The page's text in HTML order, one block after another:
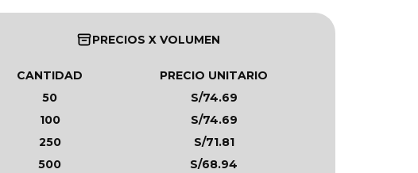
PRECIOS X VOLUMEN
CANTIDAD
PRECIO UNITARIO
50
S/74.69
100
S/74.69
250
S/71.81
500
S/68.94